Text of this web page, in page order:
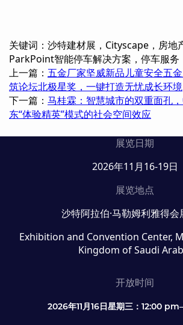
关键词：沙特建材展，Cityscape，房地
ParkPoint智能停车解决方案，停车服务
上一篇： 五金厂家坚威新品儿童安全五
筑论坛北极星奖，一键打造无忧成长环境
下一篇： 马桂霖：智慧城市的双重面孔
东“体验精英”模式的社会空间效应
展览日期
2026年11月16-19日
展览地点
沙特阿拉伯·马勒姆利雅得会
Exhibition and Convention Center,
Kingdom of Saudi
开放时间
2026年11月16日星期三：12:00